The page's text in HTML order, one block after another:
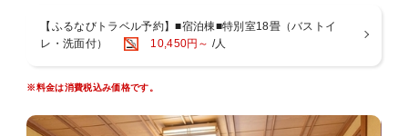
温泉玉子 旨出し 振り柚子/永平寺胡麻豆腐 田楽味噌掛け/ポテトサラダ
地産野菜/厚揚煮/
佃煮/漬物/焼き魚 あしらい2種/福井産コシヒカリ/味噌汁
※メニューは季節や仕入れにより内容が変わります。
【ふるなびトラベル予約】■宿泊棟■特別室18畳（バストイ
レ・洗面付）
10,450円～ /人
※料金は消費税込み価格です。